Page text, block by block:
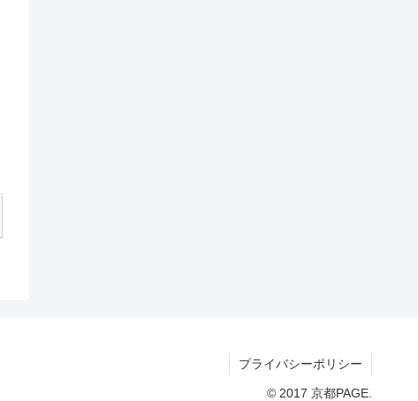
プライバシーポリシー
© 2017 京都PAGE.